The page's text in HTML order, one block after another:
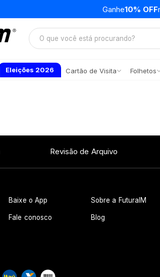
Ganhe10% OFF
Eleições 2026 Cartão de Visita Folhetos
Revisão de Arquivo
Baixe o App Sobre a FuturaIM
Fale conosco Blog